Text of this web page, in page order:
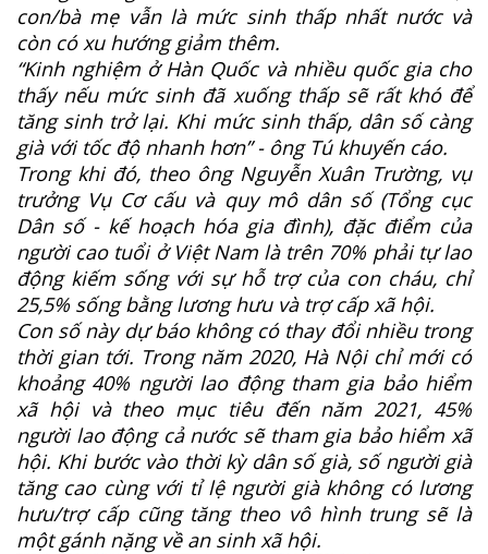
con/bà mẹ vẫn là mức sinh thấp nhất nước và
còn có xu hướng giảm thêm.
“Kinh nghiệm ở Hàn Quốc và nhiều quốc gia cho
thấy nếu mức sinh đã xuống thấp sẽ rất khó để
tăng sinh trở lại. Khi mức sinh thấp, dân số càng
già với tốc độ nhanh hơn” - ông Tú khuyến cáo.
Trong khi đó, theo ông Nguyễn Xuân Trường, vụ
trưởng Vụ Cơ cấu và quy mô dân số (Tổng cục
Dân số - kế hoạch hóa gia đình), đặc điểm của
người cao tuổi ở Việt Nam là trên 70% phải tự lao
động kiếm sống với sự hỗ trợ của con cháu, chỉ
25,5% sống bằng lương hưu và trợ cấp xã hội.
Con số này dự báo không có thay đổi nhiều trong
thời gian tới. Trong năm 2020, Hà Nội chỉ mới có
khoảng 40% người lao động tham gia bảo hiểm
xã hội và theo mục tiêu đến năm 2021, 45%
người lao động cả nước sẽ tham gia bảo hiểm xã
hội. Khi bước vào thời kỳ dân số già, số người già
tăng cao cùng với tỉ lệ người già không có lương
hưu/trợ cấp cũng tăng theo vô hình trung sẽ là
một gánh nặng về an sinh xã hội.